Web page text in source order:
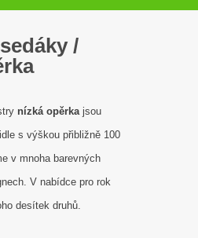
/
nízká opěrkajsou
s výškou přibližně 100
v mnoha barevných
V nabídce pro rok
desítek druhů.